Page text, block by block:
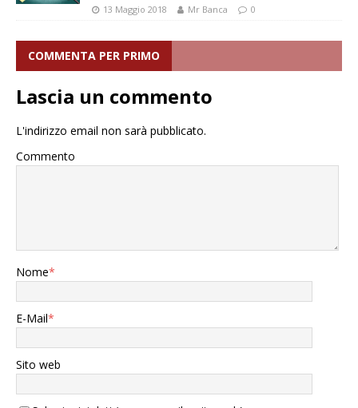
13 Maggio 2018 Mr Banca 0
COMMENTA PER PRIMO
Lascia un commento
L'indirizzo email non sarà pubblicato.
Commento
Nome*
E-Mail*
Sito web